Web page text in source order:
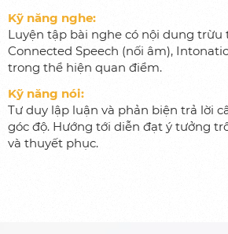
Sự kiện
VI | EN
Kỹ năng nghe:
Luyện tập bài nghe có nội dung trừu
Connected Speech (nối âm),
trong thể hiện quan điểm.
Kỹ năng nói:
Tư duy lập luận và phản biện trả lời
góc độ. Hướng tới diễn đạt ý tưởng
và thuyết phục.